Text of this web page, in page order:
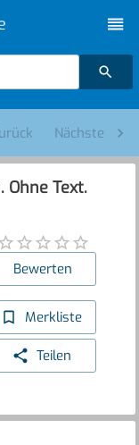
Nächste
Ohne Text.
Bewerten
Merkliste
Teilen